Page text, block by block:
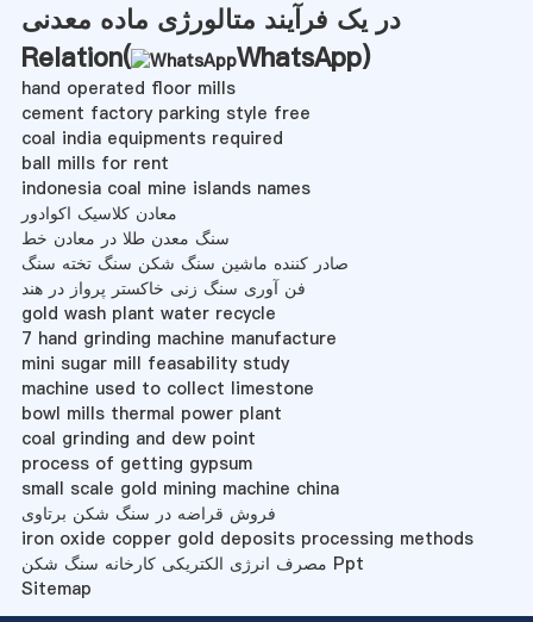
در یک فرآیند متالورژی ماده معدنی
Relation(
WhatsApp)
hand operated floor mills
cement factory parking style free
coal india equipments required
ball mills for rent
indonesia coal mine islands names
معادن کلاسیک اکوادور
سنگ معدن طلا در معادن خط
صادر کننده ماشین سنگ شکن سنگ تخته سنگ
فن آوری سنگ زنی خاکستر پرواز در هند
gold wash plant water recycle
7 hand grinding machine manufacture
mini sugar mill feasability study
machine used to collect limestone
bowl mills thermal power plant
coal grinding and dew point
process of getting gypsum
small scale gold mining machine china
فروش قراضه در سنگ شکن برتاوی
iron oxide copper gold deposits processing methods
مصرف انرژی الکتریکی کارخانه سنگ شکن Ppt
Sitemap